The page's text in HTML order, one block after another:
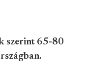
szerint 65-80